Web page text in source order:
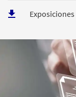
Exposiciones